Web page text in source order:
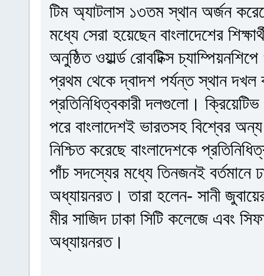
টিম অ্যাটলাস ১৩তম স্থান অর্জন
মধ্যে সেরা হয়েছেন বাংলাদেশের
অনুষ্ঠিত ওয়ার্ল্ড রোবটিক্স
প্রথম থেকে দ্বাদশ পর্যন্ত স্থান দখল
প্রতিনিধিত্বকারী দলগুলো।
পরে বাংলাদেশই ভারতসহ বিশ্বের
নিশ্চিত করেছে বাংলাদেশকে
পাঁচ সদস্যের মধ্যে তিনজনই বর্তমানে
অধ্যায়নরত। তারা হলেন- সানী
মীর সাজিদ ঢাকা সিটি কলেজে এবং
অধ্যায়নরত।